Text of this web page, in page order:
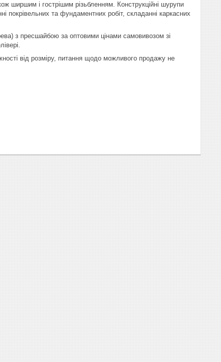
ширшим і гострішим різьбленням. Конструкційні шурупи
покрівельних та фундаментних робіт, складанні каркасних
з пресшайбою за оптовими цінами самовивозом зі
від розміру, питання щодо можливого продажу не